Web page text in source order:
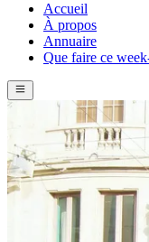
Accueil
À propos
Annuaire
Que faire ce